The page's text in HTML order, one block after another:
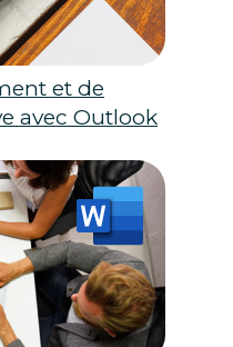
et de
avec Outlook